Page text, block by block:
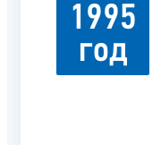
1995
год